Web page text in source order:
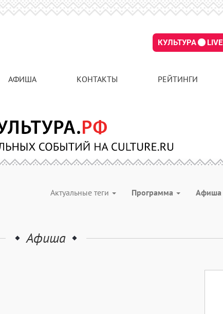
КУЛЬТУРА LIVE
АФИША КОНТАКТЫ РЕЙТИНГИ
Актуальные теги Программа Aфиша
Афиша